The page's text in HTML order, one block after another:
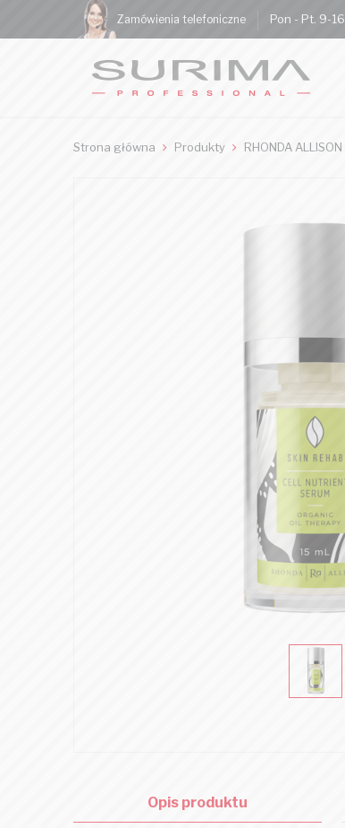
Zamówienia telefoniczne Pon - Pt. 9-16
Strona główna Produkty RHONDA ALLISON
Opis produktu